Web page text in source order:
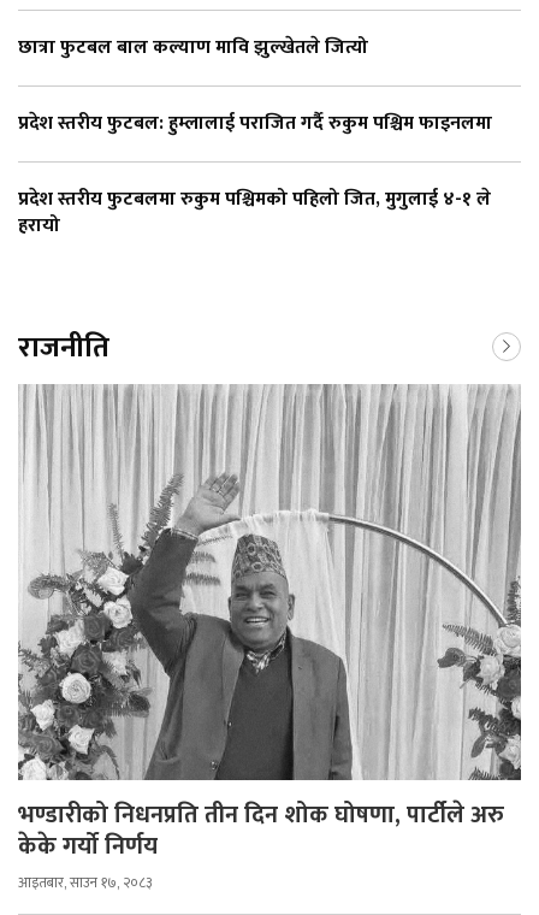
छात्रा फुटबल बाल कल्याण मावि झुल्खेतले जित्यो
प्रदेश स्तरीय फुटबल: हुम्लालाई पराजित गर्दै रुकुम पश्चिम फाइनलमा
प्रदेश स्तरीय फुटबलमा रुकुम पश्चिमको पहिलो जित, मुगुलाई ४-१ ले
हरायो
राजनीति
भण्डारीको निधनप्रति तीन दिन शोक घोषणा, पार्टीले अरु
केके गर्यो निर्णय
आइतबार, साउन १७, २०८३